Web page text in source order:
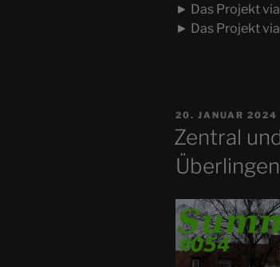
► Das Projekt
► Das Projekt
VERÖFFENTLICHT
AM
20. JANUAR 2024
Zentral